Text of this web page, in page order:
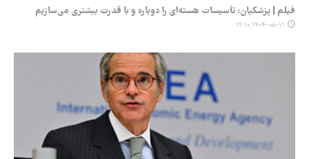
فیلم | پزشکیان: تأسیسات هسته‌ای را دوباره و با قدرت بیشتری می‌سازیم
۱۴۰۴-۰۸-۱۱ ۱۲:۱۰